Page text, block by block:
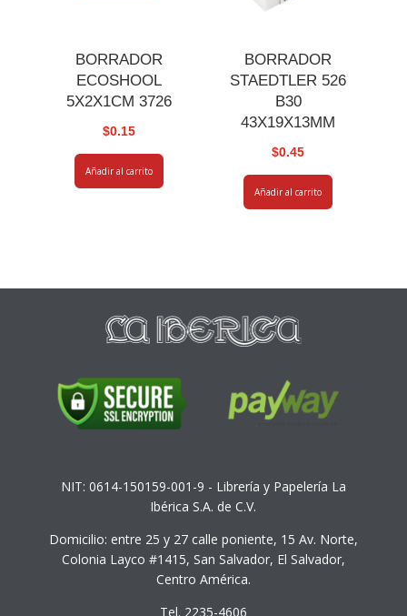
BORRADOR
ECOSHOOL
5X2X1CM 3726
$0.15
Añadir al carrito
BORRADOR
STAEDTLER 526
B30
43X19X13MM
$0.45
Añadir al carrito
NIT: 0614-150159-001-9 - Librería y Papelería La
Ibérica S.A. de C.V.
Domicilio: entre 25 y 27 calle poniente, 15 Av. Norte,
Colonia Layco #1415, San Salvador, El Salvador,
Centro América.
Tel. 2235-4606